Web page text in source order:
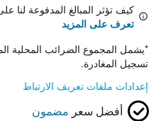
كيف تؤثر المبالغ المدفوعة لنا
تعرف على المزيد
*يشمل المجموع الضرائب المحلية
تسجيل المغادرة.
إعدادات ملفات تعريف الارتباط
أفضل سعر مضمون